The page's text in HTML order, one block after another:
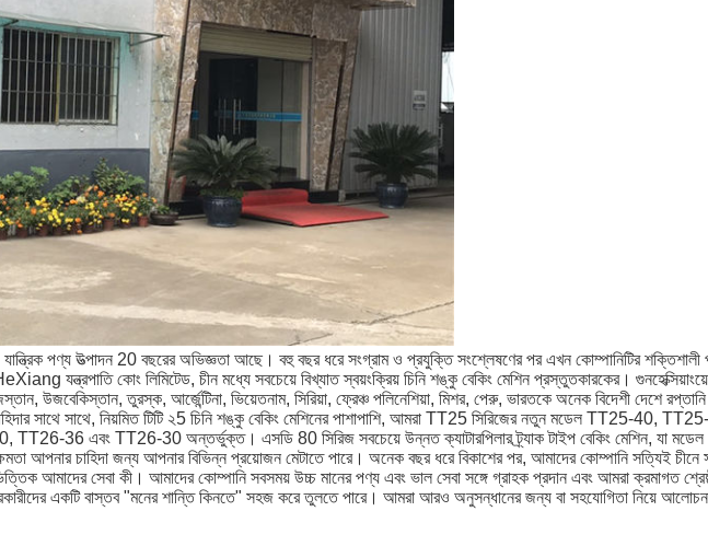
পণ্য উত্পাদন 20 বছরের অভিজ্ঞতা আছে। বহু বছর ধরে সংগ্রাম ও প্রযুক্তি সংশ্লেষণের পর এখন কোম্পানিটির
যন্ত্রপাতি কোং লিমিটেড, চীন মধ্যে সবচেয়ে বিখ্যাত স্বয়ংক্রিয় চিনি শঙ্কু বেকিং মেশিন প্রস্তুতকারকের।
উজবেকিস্তান, তুরস্ক, আর্জেন্টিনা, ভিয়েতনাম, সিরিয়া, ফ্রেঞ্চ পলিনেশিয়া, মিশর, পেরু, ভারতকে অনেক বিদেশী দেশে
চাহিদার সাথে সাথে, নিয়মিত টিটি ২5 চিনি শঙ্কু বেকিং মেশিনের পাশাপাশি, আমরা TT25 সিরিজের নতুন মডেল TT25-40,
TT26-36 এবং TT26-30 অন্তর্ভুক্ত। এসডি 80 সিরিজ সবচেয়ে উন্নত ক্যাটারপিলার ট্র্যাক টাইপ বেকিং মেশিন,
আপনার চাহিদা জন্য আপনার বিভিন্ন প্রয়োজন মেটাতে পারে। অনেক বছর ধরে বিকাশের পর, আমাদের কোম্পানি সত্যিই চীনে
আমাদের সেবা কী। আমাদের কোম্পানি সবসময় উচ্চ মানের পণ্য এবং ভাল সেবা সঙ্গে গ্রাহক প্রদান এবং আমরা ক্রমাগত
একটি বাস্তব "মনের শান্তি কিনতে" সহজ করে তুলতে পারে। আমরা আরও অনুসন্ধানের জন্য বা সহযোগিতা নিয়ে